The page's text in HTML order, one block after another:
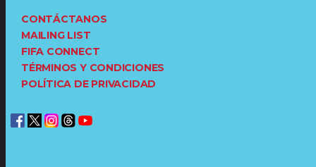
CONTÁCTANOS
MAILING LIST
FIFA CONNECT
TÉRMINOS Y CONDICIONES
POLÍTICA DE PRIVACIDAD